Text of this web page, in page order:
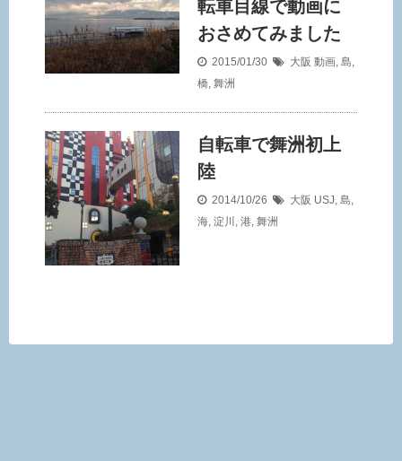
転車目線で動画に
おさめてみました
2015/01/30 大阪 動画, 島,
橋, 舞洲
自転車で舞洲初上
陸
2014/10/26 大阪 USJ, 島,
海, 淀川 , 港, 舞洲